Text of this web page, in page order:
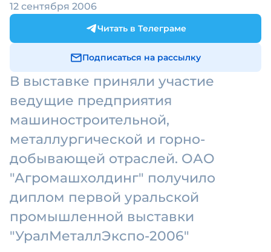
12 сентября 2006
Читать в Телеграме
Подписаться на рассылку
В выставке приняли участие
ведущие предприятия
машиностроительной,
металлургической и горно-
добывающей отраслей. ОАО
"Агромашхолдинг" получило
диплом первой уральской
промышленной выставки
"УралМеталлЭкспо-2006"